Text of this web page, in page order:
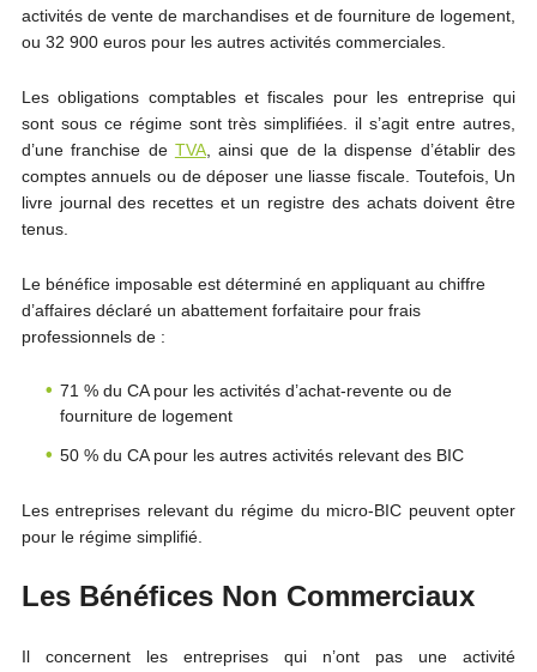
activités de vente de marchandises et de fourniture de logement,
ou 32 900 euros pour les autres activités commerciales.
Les obligations comptables et fiscales pour les entreprise qui
sont sous ce régime sont très simplifiées. il s’agit entre autres,
d’une franchise de TVA, ainsi que de la dispense d’établir des
comptes annuels ou de déposer une liasse fiscale. Toutefois, Un
livre journal des recettes et un registre des achats doivent être
tenus.
Le bénéfice imposable est déterminé en appliquant au chiffre
d’affaires déclaré un abattement forfaitaire pour frais
professionnels de :
71 % du CA pour les activités d’achat-revente ou de
fourniture de logement
50 % du CA pour les autres activités relevant des BIC
Les entreprises relevant du régime du micro-BIC peuvent opter
pour le régime simplifié.
Les Bénéfices Non Commerciaux
Il concernent les entreprises qui n’ont pas une activité